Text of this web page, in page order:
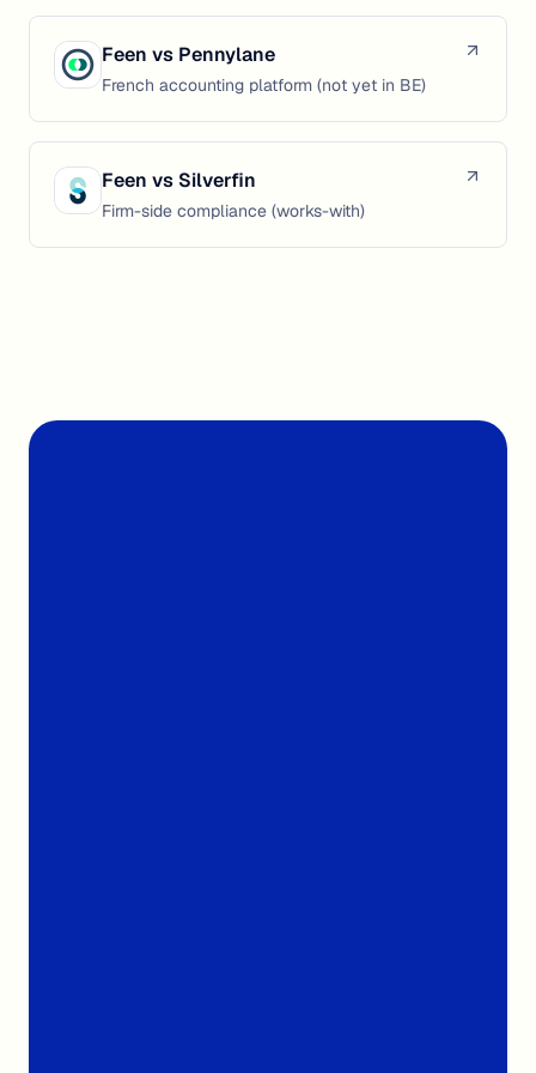
Feen vs Pennylane
French accounting platform (not yet in BE)
Feen vs Silverfin
Firm-side compliance (works-with)